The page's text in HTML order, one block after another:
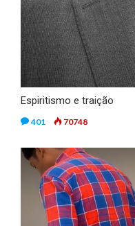
Espiritismo e traição
401 70748